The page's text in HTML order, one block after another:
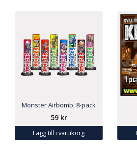
Monster Airbomb, 8-pack
59 kr
Lägg till i varukorg